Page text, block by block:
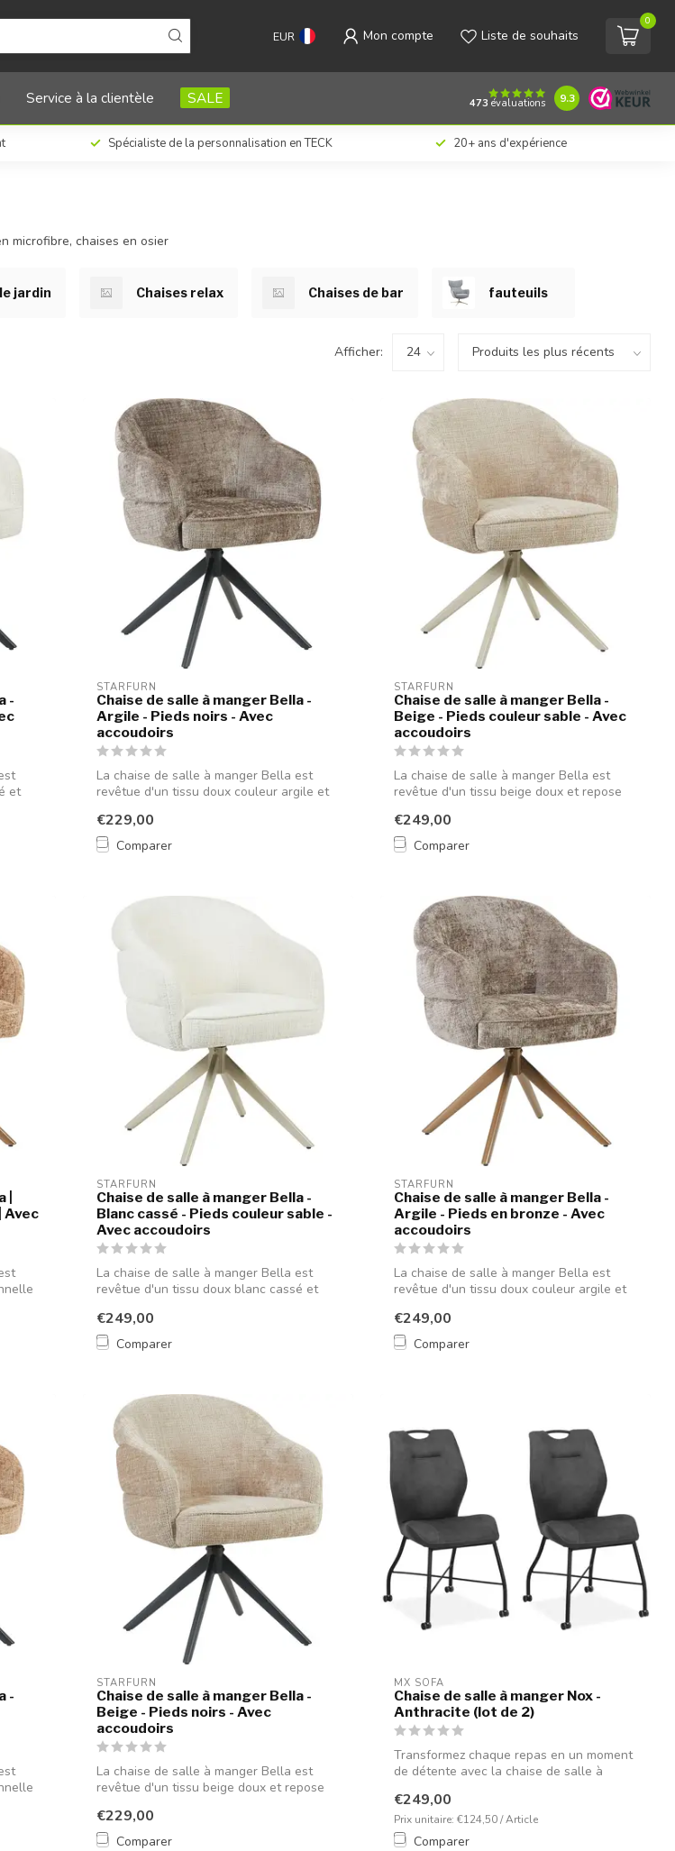
EUR Mon compte Liste de souhaits
0
Service à la clientèle SALE 473 évaluations 9.3
Spécialiste de la personnalisation en TECK 20+ ans d'expérience
microfibre, chaises en osier
jardin Chaises relax Chaises de bar fauteuils
Afficher:
-
et
STARFURN
Chaise de salle à manger Bella -
Argile - Pieds noirs - Avec
accoudoirs
La chaise de salle à manger Bella est
revêtue d'un tissu doux couleur argile et
€229,00
Comparer
STARFURN
Chaise de salle à manger Bella -
Beige - Pieds couleur sable - Avec
accoudoirs
La chaise de salle à manger Bella est
revêtue d'un tissu beige doux et repose
€249,00
Comparer
Avec
STARFURN
Chaise de salle à manger Bella -
Blanc cassé - Pieds couleur sable -
Avec accoudoirs
La chaise de salle à manger Bella est
revêtue d'un tissu doux blanc cassé et
€249,00
Comparer
STARFURN
Chaise de salle à manger Bella -
Argile - Pieds en bronze - Avec
accoudoirs
La chaise de salle à manger Bella est
revêtue d'un tissu doux couleur argile et
€249,00
Comparer
-
STARFURN
Chaise de salle à manger Bella -
Beige - Pieds noirs - Avec
accoudoirs
La chaise de salle à manger Bella est
revêtue d'un tissu beige doux et repose
€229,00
Comparer
MX SOFA
Chaise de salle à manger Nox -
Anthracite (lot de 2)
Transformez chaque repas en un moment
de détente avec la chaise de salle à
€249,00
Prix unitaire: €124,50 / Article
Comparer